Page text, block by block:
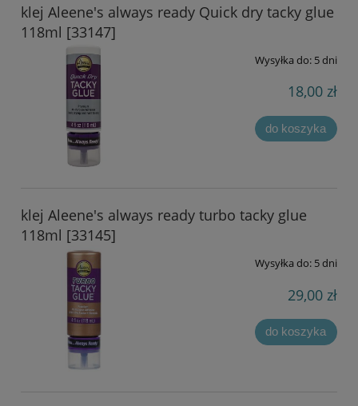
klej Aleene's always ready Quick dry tacky glue
118ml [33147]
Wysyłka do: 5 dni
18,00 zł
do koszyka
klej Aleene's always ready turbo tacky glue
118ml [33145]
Wysyłka do: 5 dni
29,00 zł
do koszyka